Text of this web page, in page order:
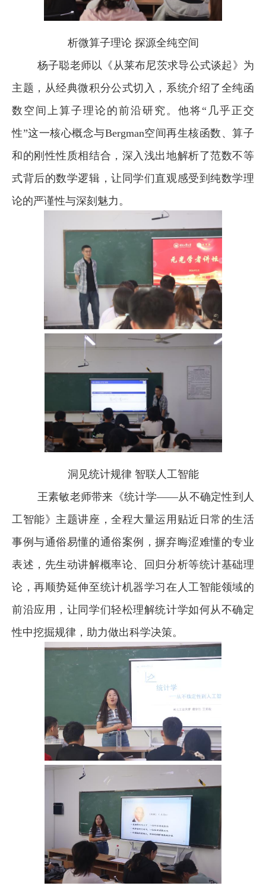
析微算子理论 探源全纯空间
杨子聪老师以《从莱布尼茨求导公式谈起》为
主题，从经典微积分公式切入，系统介绍了全纯函
数空间上算子理论的前沿研究。他将“几乎正交
性”这一核心概念与Bergman空间再生核函数、算子
和的刚性性质相结合，深入浅出地解析了范数不等
式背后的数学逻辑，让同学们直观感受到纯数学理
论的严谨性与深刻魅力。
洞见统计规律 智联人工智能
王素敏老师带来《统计学——从不确定性到人
工智能》主题讲座，全程大量运用贴近日常的生活
事例与通俗易懂的通俗案例，摒弃晦涩难懂的专业
表述，先生动讲解概率论、回归分析等统计基础理
论，再顺势延伸至统计机器学习在人工智能领域的
前沿应用，让同学们轻松理解统计学如何从不确定
性中挖掘规律，助力做出科学决策。